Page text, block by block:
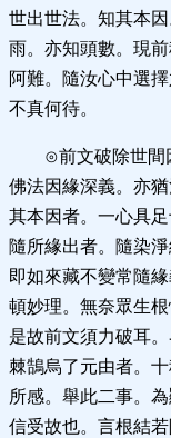
世出世法。知其本
雨。亦知頭數。現
阿難。隨汝心中選
不真何待。
⊙前文破除世間
佛法因緣深義。亦
其本因者。一心具
隨所緣出者。隨染
即如來藏不變常隨
頓妙理。無奈眾生
是故前文須力破耳
棘鵠烏了元由者。
所感。舉此二事。
信受故也。言根結